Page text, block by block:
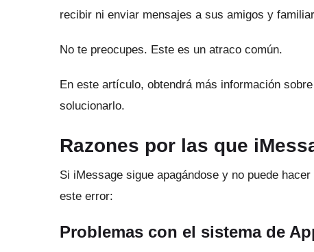
recibir ni enviar mensajes a sus amigos y
No te preocupes. Este es un atraco común.
En este artículo, obtendrá más información
solucionarlo.
Razones por las que
Si iMessage sigue apagándose y no puede
este error:
Problemas con el sistema de